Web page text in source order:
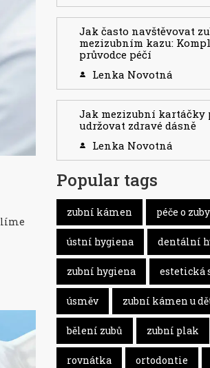
Jak často navštěvovat
mezizubním kazu:
průvodce péčí
Lenka Novotná
Jak mezizubní kartáčky
udržovat zdravé dásně
Lenka Novotná
Popular tags
zubní kámen péče o zuby
ústní hygiena dentální
zubní hygiena estetická
úsměv zubní kámen u
bělení zubů zubní plak
rovnátka ortodontie